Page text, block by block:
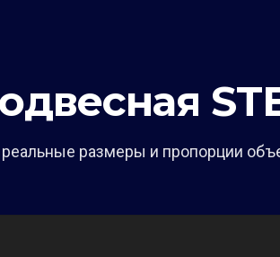
размеры и пропорции